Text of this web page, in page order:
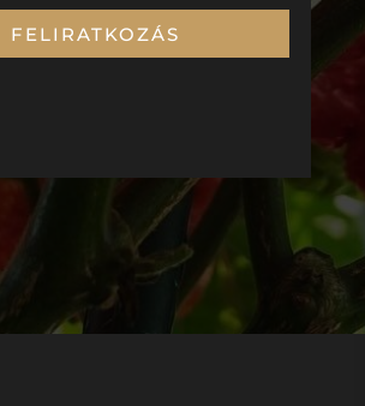
FELIRATKOZÁS